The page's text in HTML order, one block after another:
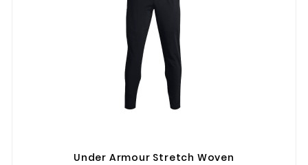
Under Armour Stretch Woven